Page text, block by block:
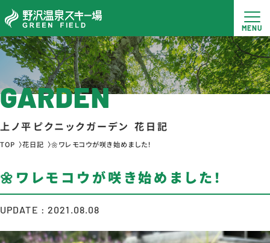
GARDEN
上ノ平ピクニックガーデン 花日記
TOP 花日記 🌼ワレモコウが咲き始めました！
🌼ワレモコウが咲き始めました！
UPDATE : 2021.08.08